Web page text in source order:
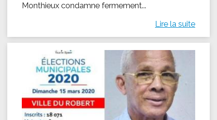
Monthieux condamne fermement...
Lire la suite